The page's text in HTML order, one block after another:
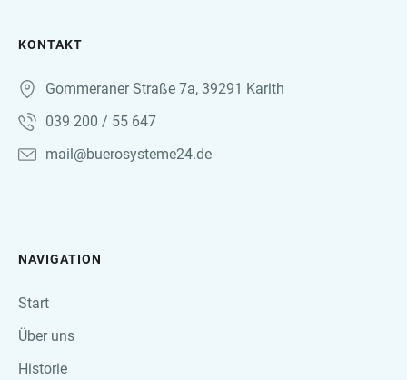
Gommeraner Straße 7a, 39291 Karith
KONTAKT
039 200 / 55 647
mail@buerosysteme24.de
NAVIGATION
Start
Über uns
Historie